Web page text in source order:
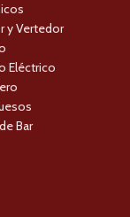
y Vertedor
Eléctrico
Bar